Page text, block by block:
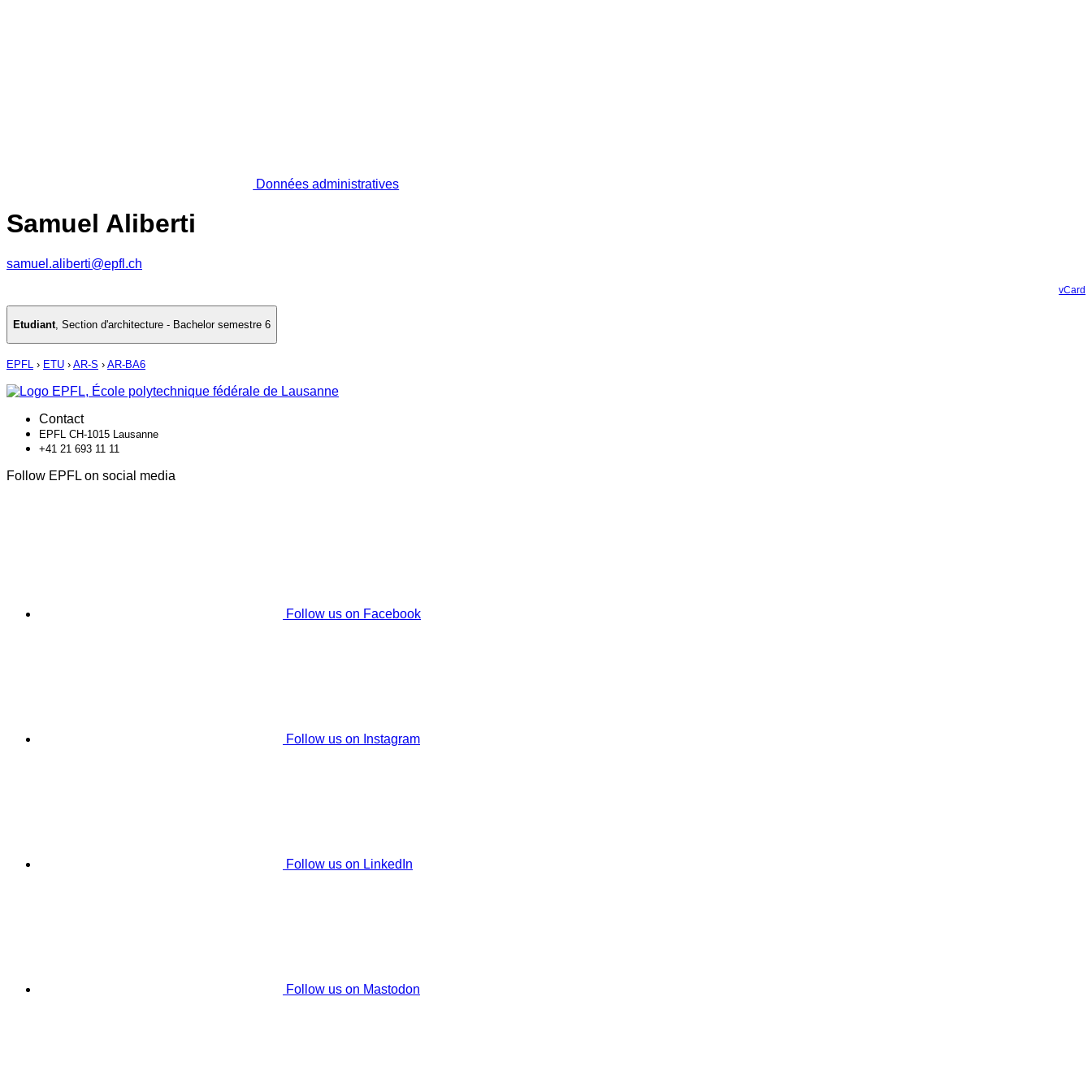
Données administratives
Samuel Aliberti
samuel.aliberti@epfl.ch
vCard
Etudiant, Section d'architecture - Bachelor semestre 6
EPFL › ETU › AR-S › AR-BA6
Contact
EPFL CH-1015 Lausanne
+41 21 693 11 11
Follow EPFL on social media
Follow us on Facebook
Follow us on Instagram
Follow us on LinkedIn
Follow us on Mastodon